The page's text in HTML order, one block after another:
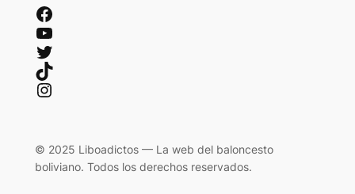
Facebook
YouTube
Twitter
TikTok
Instagram
© 2025 Liboadictos — La web del baloncesto
boliviano. Todos los derechos reservados.